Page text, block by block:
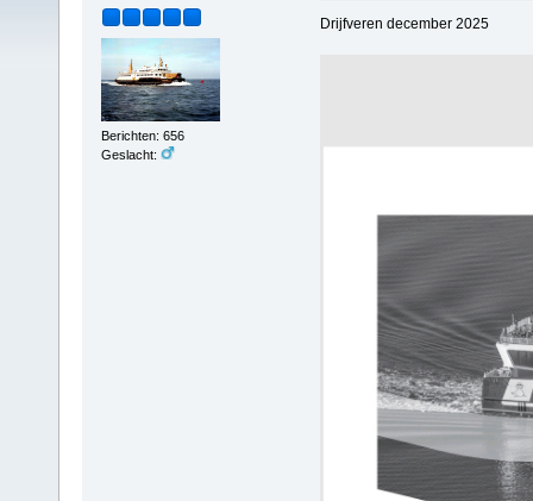
Berichten: 656
Geslacht:
Drijfveren december 2025